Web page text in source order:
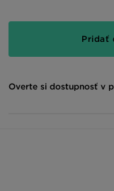
Pridať
Overte si dostupnosť v